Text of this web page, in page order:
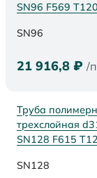
SN96 F569
SN96
21 916,8 ₽ /
Труба
трехслойная
SN128 F615
SN128